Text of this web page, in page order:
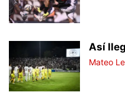
Así
Mateo